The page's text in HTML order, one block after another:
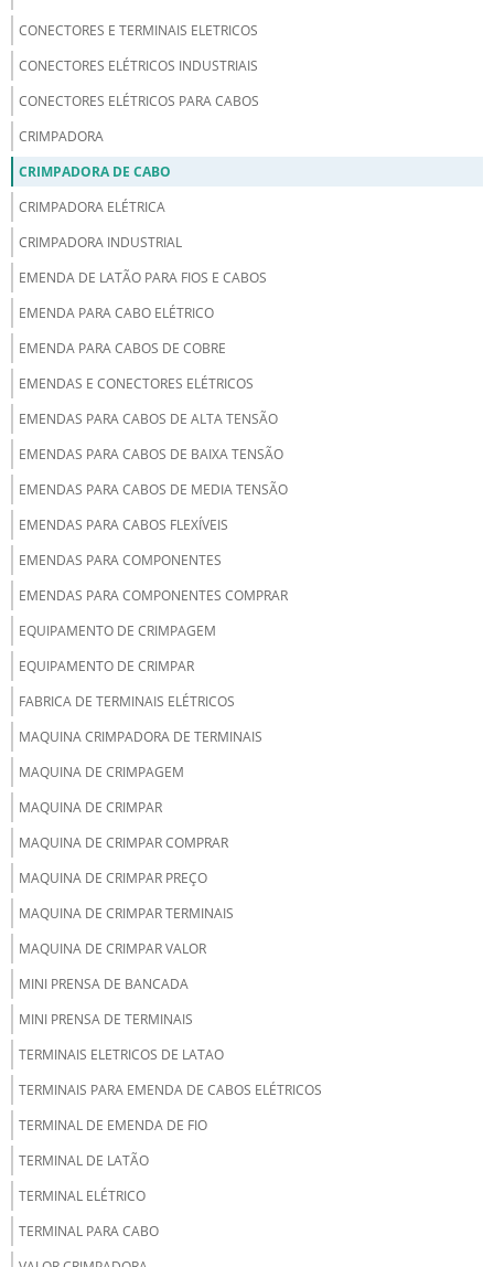
CONECTORES E TERMINAIS ELETRICOS
CONECTORES ELÉTRICOS INDUSTRIAIS
CONECTORES ELÉTRICOS PARA CABOS
CRIMPADORA
CRIMPADORA DE CABO
CRIMPADORA ELÉTRICA
CRIMPADORA INDUSTRIAL
EMENDA DE LATÃO PARA FIOS E CABOS
EMENDA PARA CABO ELÉTRICO
EMENDA PARA CABOS DE COBRE
EMENDAS E CONECTORES ELÉTRICOS
EMENDAS PARA CABOS DE ALTA TENSÃO
EMENDAS PARA CABOS DE BAIXA TENSÃO
EMENDAS PARA CABOS DE MEDIA TENSÃO
EMENDAS PARA CABOS FLEXÍVEIS
EMENDAS PARA COMPONENTES
EMENDAS PARA COMPONENTES COMPRAR
EQUIPAMENTO DE CRIMPAGEM
EQUIPAMENTO DE CRIMPAR
FABRICA DE TERMINAIS ELÉTRICOS
MAQUINA CRIMPADORA DE TERMINAIS
MAQUINA DE CRIMPAGEM
MAQUINA DE CRIMPAR
MAQUINA DE CRIMPAR COMPRAR
MAQUINA DE CRIMPAR PREÇO
MAQUINA DE CRIMPAR TERMINAIS
MAQUINA DE CRIMPAR VALOR
MINI PRENSA DE BANCADA
MINI PRENSA DE TERMINAIS
TERMINAIS ELETRICOS DE LATAO
TERMINAIS PARA EMENDA DE CABOS ELÉTRICOS
TERMINAL DE EMENDA DE FIO
TERMINAL DE LATÃO
TERMINAL ELÉTRICO
TERMINAL PARA CABO